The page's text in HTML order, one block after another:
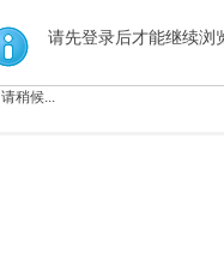
请先登录后才能继续浏
请稍候...